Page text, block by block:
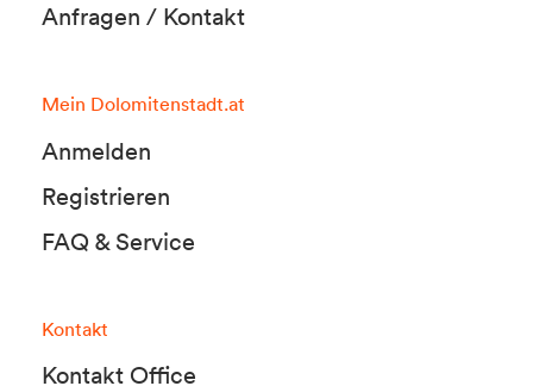
Anfragen / Kontakt
Mein Dolomitenstadt.at
Anmelden
Registrieren
FAQ & Service
Kontakt
Kontakt Office